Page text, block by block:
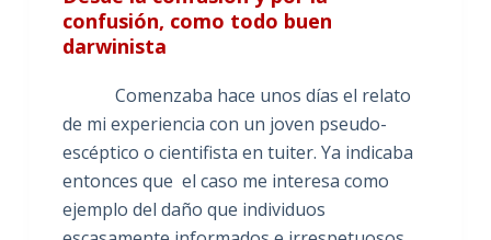
confusión, como todo buen
darwinista
Comenzaba hace unos días el relato
de mi experiencia con un joven pseudo-
escéptico o cientifista en tuiter. Ya indicaba
entonces que el caso me interesa como
ejemplo del daño que individuos